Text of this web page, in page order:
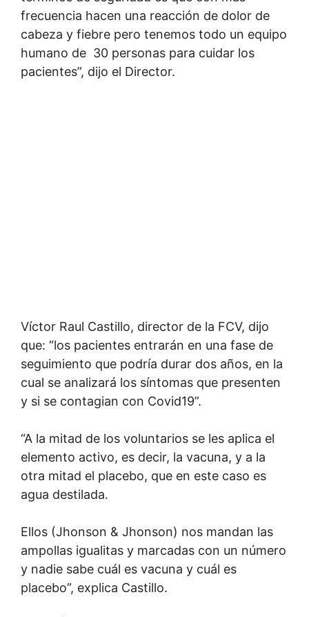
frecuencia hacen una reacción de dolor de
cabeza y fiebre pero tenemos todo un equipo
humano de 30 personas para cuidar los
pacientes”, dijo el Director.
Víctor Raul Castillo, director de la FCV, dijo
que: “los pacientes entrarán en una fase de
seguimiento que podría durar dos años, en la
cual se analizará los síntomas que presenten
y si se contagian con Covid19”.
“A la mitad de los voluntarios se les aplica el
elemento activo, es decir, la vacuna, y a la
otra mitad el placebo, que en este caso es
agua destilada.
Ellos (Jhonson & Jhonson) nos mandan las
ampollas igualitas y marcadas con un número
y nadie sabe cuál es vacuna y cuál es
placebo”, explica Castillo.